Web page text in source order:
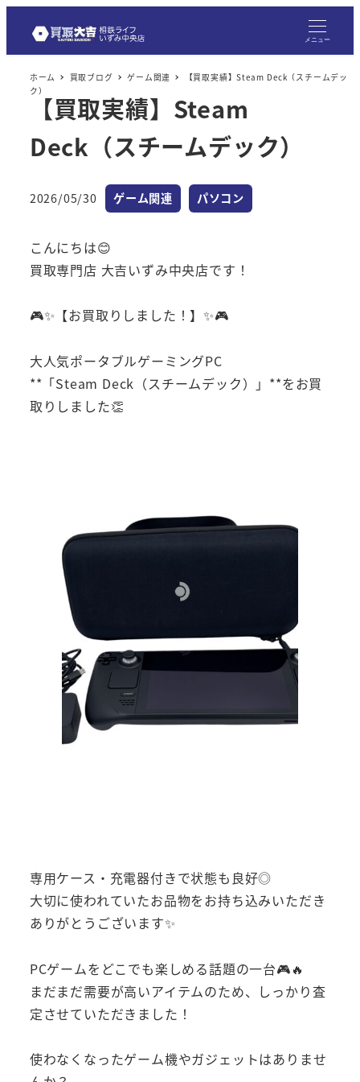
メニュー
ホーム 買取ブログ ゲーム関連
【買取実績】Steam Deck（スチームデッ
ク）
【買取実績】Steam
Deck（スチームデック）
投稿日
2026/05/30 カテゴリー
ゲーム関連 カテゴリー
パソコン
こんにちは😊
買取専門店 大吉いずみ中央店です！
🎮✨【お買取りしました！】✨🎮
大人気ポータブルゲーミングPC
**「Steam Deck（スチームデック）」**をお買
取りしました👏
専用ケース・充電器付きで状態も良好◎
大切に使われていたお品物をお持ち込みいただき
ありがとうございます✨
PCゲームをどこでも楽しめる話題の一台🎮🔥
まだまだ需要が高いアイテムのため、しっかり査
定させていただきました！
使わなくなったゲーム機やガジェットはありませ